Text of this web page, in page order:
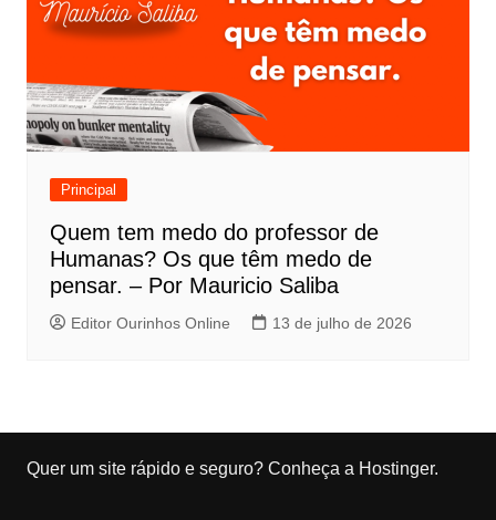
Principal
Quem tem medo do professor de
Humanas? Os que têm medo de
pensar. – Por Mauricio Saliba
Editor Ourinhos Online 13 de julho de 2026
Quer um site rápido e seguro? Conheça a Hostinger.